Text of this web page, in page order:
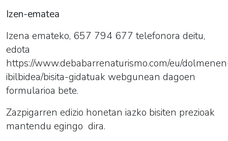
Izen-ematea
Izena emateko, 657 794 677 telefonora deitu,
edota
https://www.debabarrenaturismo.com/eu/
ibilbidea/bisita-gidatuak webgunean dagoen
formularioa bete.
Zazpigarren edizio honetan iazko bisiten prezioak
mantendu egingo dira.